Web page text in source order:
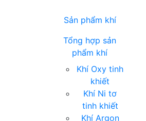
Sản phẩm khí
Tổng hợp sản
phẩm khí
Khí Oxy tinh
khiết
Khí Ni tơ
tinh khiết
Khí Argon